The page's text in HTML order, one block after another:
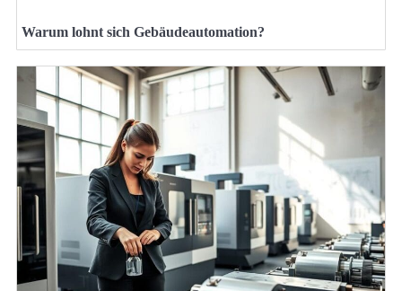
Warum lohnt sich Gebäudeautomation?